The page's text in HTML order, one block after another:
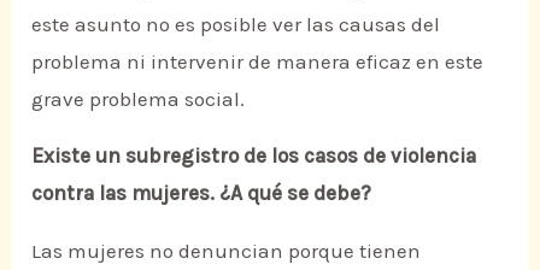
este asunto no es posible ver las causas del
problema ni intervenir de manera eficaz en este
grave problema social.
Existe un subregistro de los casos de violencia
contra las mujeres. ¿A qué se debe?
Las mujeres no denuncian porque tienen